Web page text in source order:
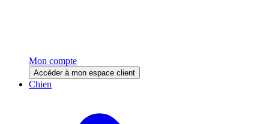
Mon compte
Accéder à mon espace client
Chien